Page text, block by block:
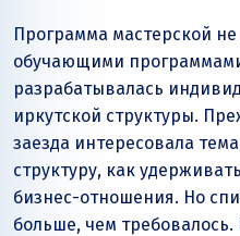
Программа мастерской
обучающими
разрабатывалась
иркутской структуры.
заезда интересовала
структуру, как
бизнес-отношения. Но
больше, чем